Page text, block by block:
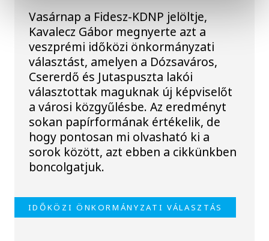
Vasárnap a Fidesz-KDNP jelöltje,
Kavalecz Gábor megnyerte azt a
veszprémi időközi önkormányzati
választást, amelyen a Dózsaváros,
Csererdő és Jutaspuszta lakói
választottak maguknak új képviselőt
a városi közgyűlésbe. Az eredményt
sokan papírformának értékelik, de
hogy pontosan mi olvasható ki a
sorok között, azt ebben a cikkünkben
boncolgatjuk.
IDŐKÖZI ÖNKORMÁNYZATI VÁLASZTÁS